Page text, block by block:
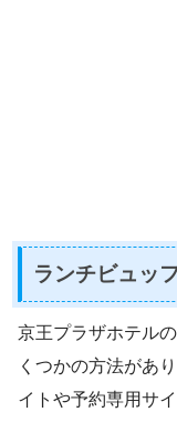
ランチビュッ
京王プラザホテル
くつかの方法があ
イトや予約専用サ